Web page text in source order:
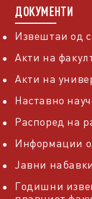
ДОКУМЕНТИ
Извештаи од
Акти на
Акти на
Наставно
Распоред на
Информации
Јавни набавки
Годишни